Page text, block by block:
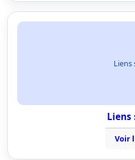
Liens
Liens
Voir